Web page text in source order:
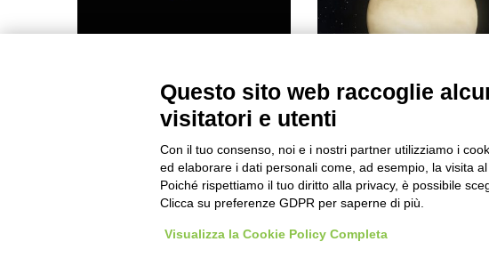
Si insedia il prossimo 28
febbraio il nuovo consiglio
tecnico-scientifico dell’agenzia
spaziale italiana
Venere, un pianeta
attivo
Questo sito web raccoglie
visitatori e utenti
Con il tuo consenso, noi e i nostri partner utilizziamo i
ed elaborare i dati personali come, ad esempio, la visita
Poiché rispettiamo il tuo diritto alla privacy, è possibile
Clicca su preferenze GDPR per saperne di più.
Visualizza la Cookie Policy Completa